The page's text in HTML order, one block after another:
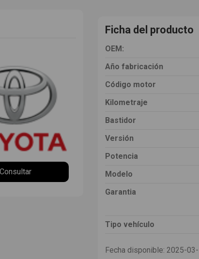
Consultar
Ficha del producto
OEM:
Año fabricación
Código motor
Kilometraje
Bastidor
Versión
Potencia
Modelo
Garantia
Tipo vehículo
Fecha disponible: 2025-